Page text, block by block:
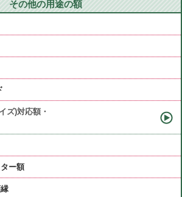
その他の用途の額
ズ)対応額・
ー額